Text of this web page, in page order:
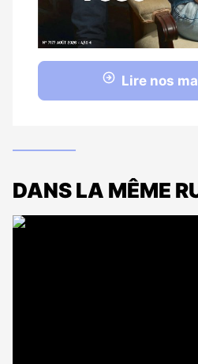
Lire nos
DANS LA MÊME